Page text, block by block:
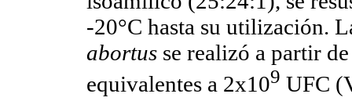
-20°C hasta su utilización.
abortus se realizó a partir
equivalentes a 2x109 UFC